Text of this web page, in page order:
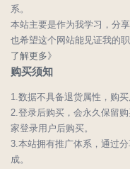
系。
本站主要是作为我学习，分
也希望这个网站能见证我的
了解更多》
购买须知
1.数据不具备退货属性，购买
2.登录后购买，会永久保留
家登录用户后购买。
3.本站拥有推广体系，通过
成。